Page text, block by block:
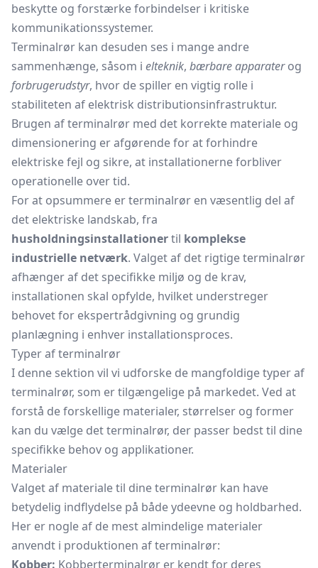
beskytte og forstærke forbindelser i kritiske
kommunikationssystemer.
Terminalrør kan desuden ses i mange andre
sammenhænge, såsom i elteknik, bærbare apparaterog
forbrugerudstyr, hvor de spiller en vigtig rolle i
stabiliteten af elektrisk distributionsinfrastruktur.
Brugen af terminalrør med det korrekte materiale og
dimensionering er afgørende for at forhindre
elektriske fejl og sikre, at installationerne forbliver
operationelle over tid.
For at opsummere er terminalrør en væsentlig del af
det elektriske landskab, fra
husholdningsinstallationertil komplekse
industrielle netværk. Valget af det rigtige terminalrør
afhænger af det specifikke miljø og de krav,
installationen skal opfylde, hvilket understreger
behovet for ekspertrådgivning og grundig
planlægning i enhver installationsproces.
Typer af terminalrør
I denne sektion vil vi udforske de mangfoldige typer af
terminalrør, som er tilgængelige på markedet. Ved at
forstå de forskellige materialer, størrelser og former
kan du vælge det terminalrør, der passer bedst til dine
specifikke behov og applikationer.
Materialer
Valget af materiale til dine terminalrør kan have
betydelig indflydelse på både ydeevne og holdbarhed.
Her er nogle af de mest almindelige materialer
anvendt i produktionen af terminalrør:
Kobber: Kobberterminalrør er kendt for deres